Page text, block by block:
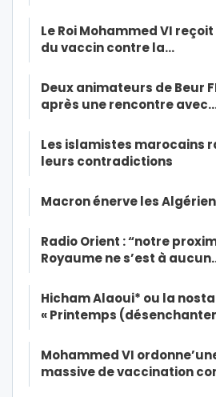
Le Roi Mohammed VI
du vaccin contre la…
Deux animateurs de Beur
après une rencontre
Les islamistes marocains
leurs contradictions
Macron énerve les
Radio Orient : “notre
Royaume ne s’est à
Hicham Alaoui* ou la
« Printemps
Mohammed VI
massive de vaccination